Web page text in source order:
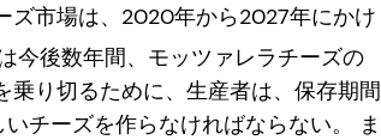
ズ市場は、2020年から2027年にかけ
今後数年間、モッツァレラチーズの
り切るために、生産者は、保存期間
チーズを作らなければならない。 ま